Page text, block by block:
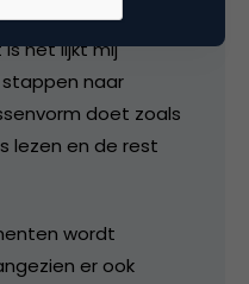
dat al een
het lijkt mij
naar
doet zoals
lezen en de rest
wordt
er ook